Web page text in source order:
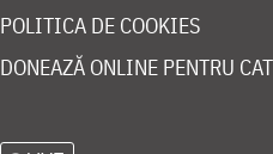
POLITICA DE COOKIES
DONEAZĂ ONLINE PENTRU